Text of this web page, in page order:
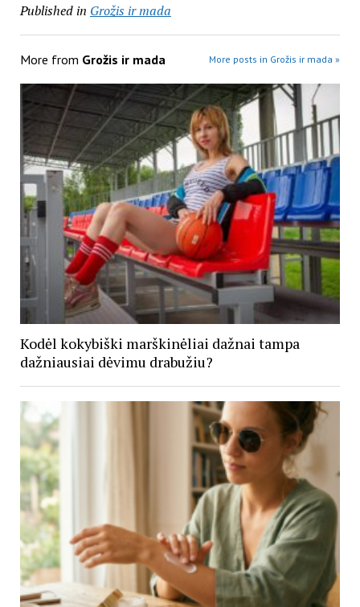
Published in Grožis ir mada
More from Grožis ir mada More posts in Grožis ir mada »
Kodėl kokybiški marškinėliai dažnai tampa
dažniausiai dėvimu drabužiu?